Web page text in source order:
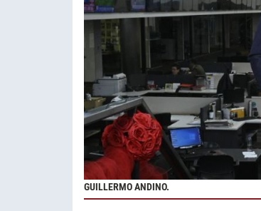
GUILLERMO ANDINO.